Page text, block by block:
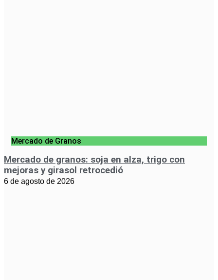
Mercado de Granos
Mercado de granos: soja en alza, trigo con
mejoras y girasol retrocedió
6 de agosto de 2026